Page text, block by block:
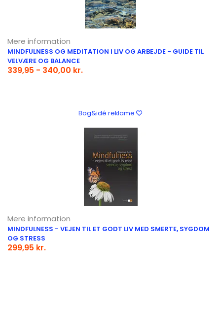
Mere information
MINDFULNESS OG MEDITATION I LIV OG ARBEJDE - GUIDE TIL
VELVÆRE OG BALANCE
339,95 - 340,00 kr.
Bog&idé reklame
Mere information
MINDFULNESS - VEJEN TIL ET GODT LIV MED SMERTE, SYGDOM
OG STRESS
299,95 kr.